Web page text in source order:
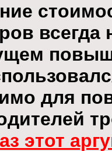
всегда
для
этот